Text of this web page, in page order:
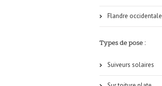
Flandre occidentale
Types de pose :
Suiveurs solaires